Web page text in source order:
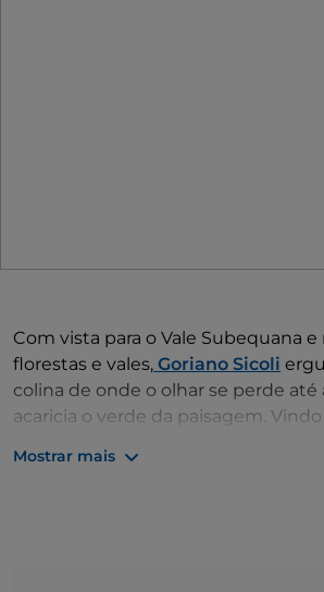
Com vista para o Vale Subequana
florestas e vales, Goriano Sicoli
colina de onde o olhar se perde até
acaricia o verde da paisagem.
Mostrar mais